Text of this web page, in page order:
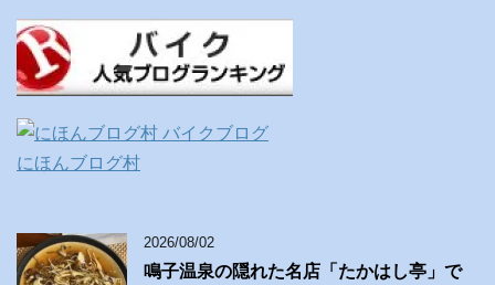
にほんブログ村
2026/08/02
鳴子温泉の隠れた名店「たかはし亭」で